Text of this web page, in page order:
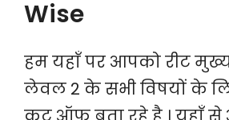
Wise
हम यहाँ पर आपको रीट मुख्य
लेवल 2 के सभी विषयों के